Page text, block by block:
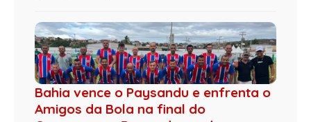
Bahia vence o Paysandu e enfrenta o
Amigos da Bola na final do